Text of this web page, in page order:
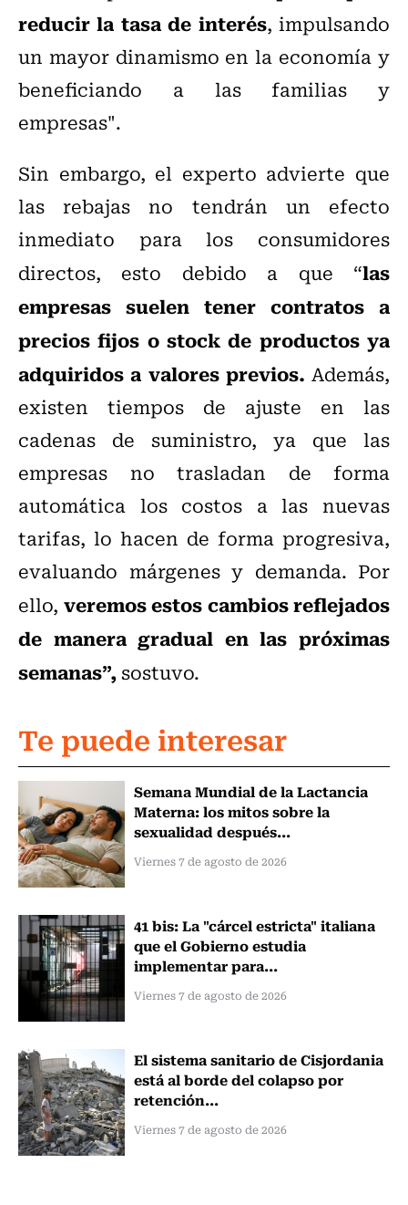
reducir la tasa de interés, impulsando
un mayor dinamismo en la economía y
beneficiando a las familias y
empresas".
Sin embargo, el experto advierte que
las rebajas no tendrán un efecto
inmediato para los consumidores
directos, esto debido a que “las
empresas suelen tener contratos a
precios fijos o stock de productos ya
adquiridos a valores previos. Además,
existen tiempos de ajuste en las
cadenas de suministro, ya que las
empresas no trasladan de forma
automática los costos a las nuevas
tarifas, lo hacen de forma progresiva,
evaluando márgenes y demanda. Por
ello, veremos estos cambios reflejados
de manera gradual en las próximas
semanas”,sostuvo.
Te puede interesar
Semana Mundial de la Lactancia
Materna: los mitos sobre la
sexualidad después...
Viernes 7 de agosto de 2026
41 bis: La "cárcel estricta" italiana
que el Gobierno estudia
implementar para...
Viernes 7 de agosto de 2026
El sistema sanitario de Cisjordania
está al borde del colapso por
retención...
Viernes 7 de agosto de 2026